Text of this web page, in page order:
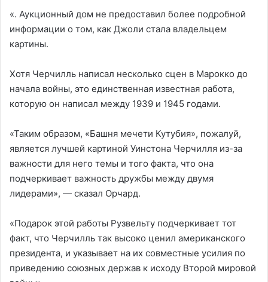
«. Аукционный дом не предоставил более подробной
информации о том, как Джоли стала владельцем
картины.
Хотя Черчилль написал несколько сцен в Марокко до
начала войны, это единственная известная работа,
которую он написал между 1939 и 1945 годами.
«Таким образом, «Башня мечети Кутубия», пожалуй,
является лучшей картиной Уинстона Черчилля из-за
важности для него темы и того факта, что она
подчеркивает важность дружбы между двумя
лидерами», — сказал Орчард.
«Подарок этой работы Рузвельту подчеркивает тот
факт, что Черчилль так высоко ценил американского
президента, и указывает на их совместные усилия по
приведению союзных держав к исходу Второй мировой